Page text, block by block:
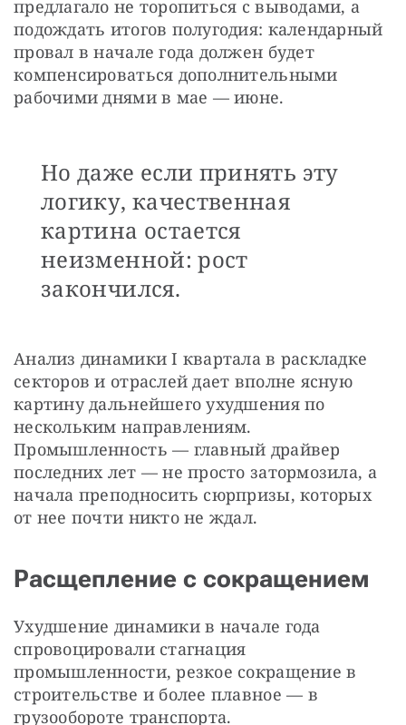
предлагало не торопиться с выводами, а
подождать итогов полугодия: календарный
провал в начале года должен будет
компенсироваться дополнительными
рабочими днями в мае — июне.
Но даже если принять эту
логику, качественная
картина остается
неизменной: рост
закончился.
Анализ динамики I квартала в раскладке
секторов и отраслей дает вполне ясную
картину дальнейшего ухудшения по
нескольким направлениям.
Промышленность — главный драйвер
последних лет — не просто затормозила, а
начала преподносить сюрпризы, которых
от нее почти никто не ждал.
Расщепление с сокращением
Ухудшение динамики в начале года
спровоцировали стагнация
промышленности, резкое сокращение в
строительстве и более плавное — в
грузообороте транспорта.